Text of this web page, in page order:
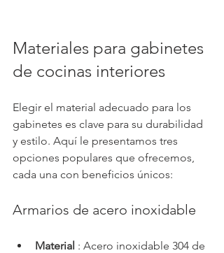
Materiales para gabinetes
de cocinas interiores
Elegir el material adecuado para los
gabinetes es clave para su durabilidad
y estilo. Aquí le presentamos tres
opciones populares que ofrecemos,
cada una con beneficios únicos:
Armarios de acero inoxidable
Material : Acero inoxidable 304 de